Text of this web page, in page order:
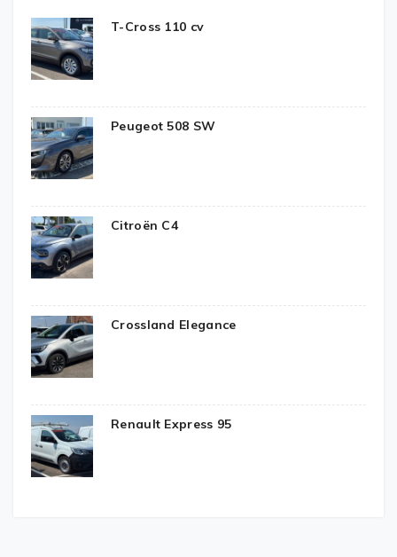
T-Cross 110 cv
Peugeot 508 SW
Citroën C4
Crossland Elegance
Renault Express 95